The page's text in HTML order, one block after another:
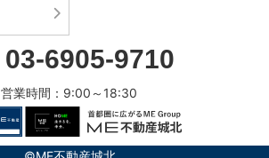
03-6905-9710
営業時間：9:00～18:30